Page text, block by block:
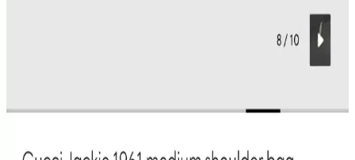
çoğunlukla marka değerinden kaynaklanır. Makalede, farklı
markaların kalite ve fiyat dengesi, deri kalitesi, işçilik ve marka
Piston Kilit Tasarımıyla Yenilikler